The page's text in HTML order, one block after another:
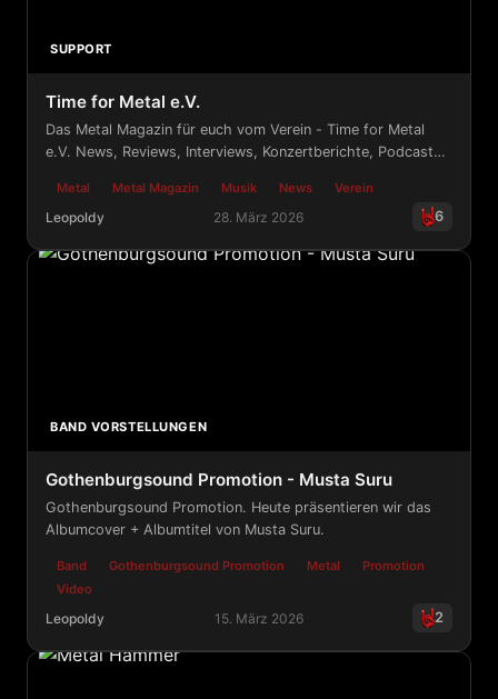
SUPPORT
Time for Metal e.V.
Das Metal Magazin für euch vom Verein - Time for Metal
e.V. News, Reviews, Interviews, Konzertberichte, Podcast
Metal Metal Magazin Musik News Verein
Leopoldy 28. März 2026 6
Time for Metal e.V.
BAND VORSTELLUNGEN
Gothenburgsound Promotion - Musta Suru
Gothenburgsound Promotion. Heute präsentieren wir das
Albumcover + Albumtitel von Musta Suru.
Band Gothenburgsound Promotion Metal
Promotion
Video
Leopoldy 15. März 2026 2
Gothenburgsound Promotion - Musta Suru